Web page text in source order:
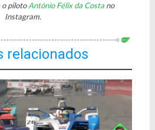
pilotoAntónio Félix da Costa no
Instagram.
relacionados